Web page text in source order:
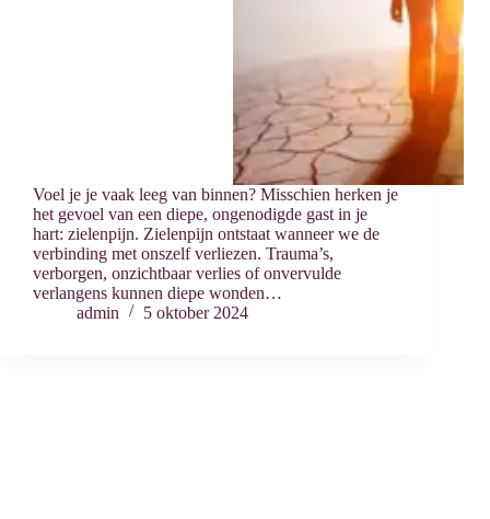
Voel je je vaak leeg van binnen? Misschien herken je
het gevoel van een diepe, ongenodigde gast in je
hart: zielenpijn. Zielenpijn ontstaat wanneer we de
verbinding met onszelf verliezen. Trauma’s,
verborgen, onzichtbaar verlies of onvervulde
verlangens kunnen diepe wonden…
admin
5 oktober 2024